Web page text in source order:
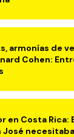
armonías de
Cohen:
en Costa
José necesitaba